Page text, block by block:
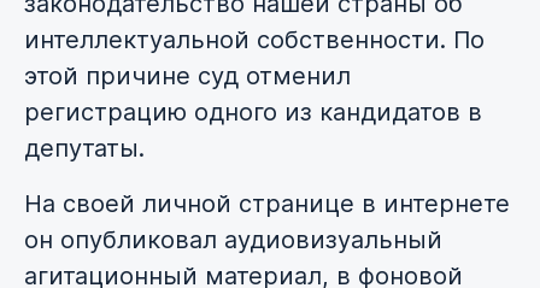
интеллектуальной собственности. По
этой причине суд отменил
регистрацию одного из кандидатов в
депутаты.
На своей личной странице в интернете
он опубликовал аудиовизуальный
агитационный материал, в фоновой